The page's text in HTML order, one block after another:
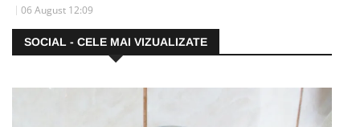
06 August 12:09
SOCIAL - CELE MAI VIZUALIZATE